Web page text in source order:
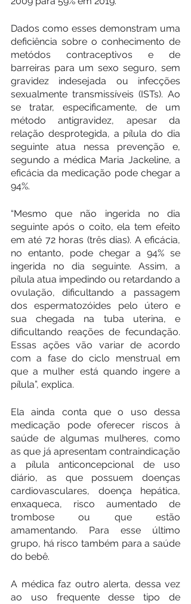
Dados como esses demonstram uma
deficiência sobre o conhecimento de
metódos contraceptivos e de
barreiras para um sexo seguro, sem
gravidez indesejada ou infecções
sexualmente transmissíveis (ISTs). Ao
se tratar, especificamente, de um
método antigravidez, apesar da
relação desprotegida, a pílula do dia
seguinte atua nessa prevenção e,
segundo a médica Maria Jackeline, a
eficácia da medicação pode chegar a
94%.
“Mesmo que não ingerida no dia
seguinte após o coito, ela tem efeito
em até 72 horas (três dias). A eficácia,
no entanto, pode chegar a 94% se
ingerida no dia seguinte. Assim, a
pílula atua impedindo ou retardando a
ovulação, dificultando a passagem
dos espermatozóides pelo útero e
sua chegada na tuba uterina, e
dificultando reações de fecundação.
Essas ações vão variar de acordo
com a fase do ciclo menstrual em
que a mulher está quando ingere a
pílula”, explica.
Ela ainda conta que o uso dessa
medicação pode oferecer riscos à
saúde de algumas mulheres, como
as que já apresentam contraindicação
a pílula anticoncepcional de uso
diário, as que possuem doenças
cardiovasculares, doença hepática,
enxaqueca, risco aumentado de
trombose ou que estão
amamentando. Para esse último
grupo, há risco também para a saúde
do bebê.
A médica faz outro alerta, dessa vez
ao uso frequente desse tipo de